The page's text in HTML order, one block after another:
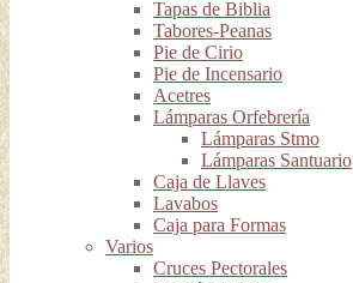
Tapas de Biblia
Tabores-Peanas
Pie de Cirio
Pie de Incensario
Acetres
Lámparas Orfebrería
Lámparas Stmo
Lámparas Santuario
Caja de Llaves
Lavabos
Caja para Formas
Varios
Cruces Pectorales